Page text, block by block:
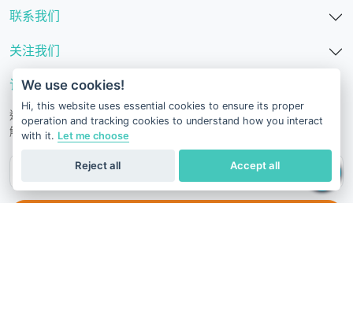
联系我们
关注我们
订阅我们的新闻通讯
通过我们的科学文章、健康建议、促销活动和其他有用新闻保持了
解。
We use cookies!
Hi, this website uses essential cookies to ensure its proper
operation and tracking cookies to understand how you interact
with it. Let me choose
Accept all
Reject all